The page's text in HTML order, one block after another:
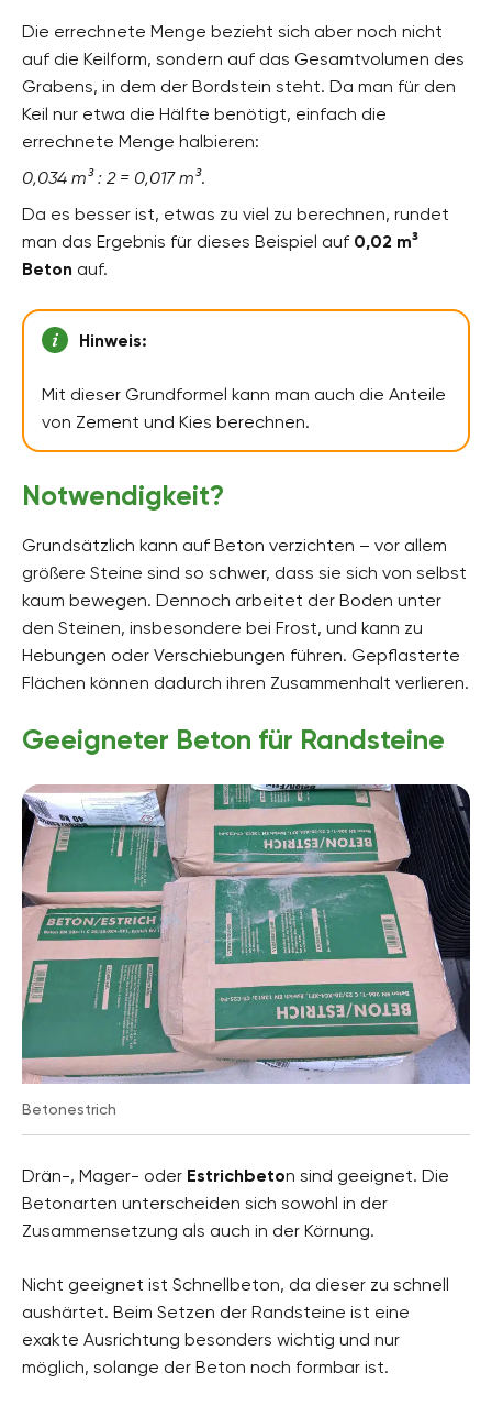
Die errechnete Menge bezieht sich aber noch nicht
auf die Keilform, sondern auf das Gesamtvolumen des
Grabens, in dem der Bordstein steht. Da man für den
Keil nur etwa die Hälfte benötigt, einfach die
errechnete Menge halbieren:
0,034 m³ : 2 = 0,017 m³.
Da es besser ist, etwas zu viel zu berechnen, rundet
man das Ergebnis für dieses Beispiel auf 0,02 m³
Beton auf.
Hinweis:
Mit dieser Grundformel kann man auch die Anteile
von Zement und Kies berechnen.
Notwendigkeit?
Grundsätzlich kann auf Beton verzichten – vor allem
größere Steine sind so schwer, dass sie sich von selbst
kaum bewegen. Dennoch arbeitet der Boden unter
den Steinen, insbesondere bei Frost, und kann zu
Hebungen oder Verschiebungen führen. Gepflasterte
Flächen können dadurch ihren Zusammenhalt verlieren.
Geeigneter Beton für Randsteine
Betonestrich
Drän-, Mager- oder Estrichbeton sind geeignet. Die
Betonarten unterscheiden sich sowohl in der
Zusammensetzung als auch in der Körnung.
Nicht geeignet ist Schnellbeton, da dieser zu schnell
aushärtet. Beim Setzen der Randsteine ist eine
exakte Ausrichtung besonders wichtig und nur
möglich, solange der Beton noch formbar ist.